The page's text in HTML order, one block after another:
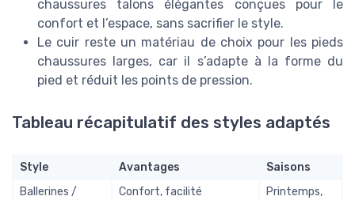
chaussures talons élégantes conçues pour le
confort et l’espace, sans sacrifier le style.
Le cuir reste un matériau de choix pour les pieds
chaussures larges, car il s’adapte à la forme du
pied et réduit les points de pression.
Tableau récapitulatif des styles adaptés
Style Avantages
Saisons
Ballerines /
Confort, facilité
Printemps,